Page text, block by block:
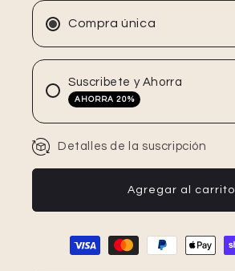
Compra única
Suscribete y Ahorra
AHORRA 20%
Detalles de la suscripción
Agregar al carrito
Formas de pago